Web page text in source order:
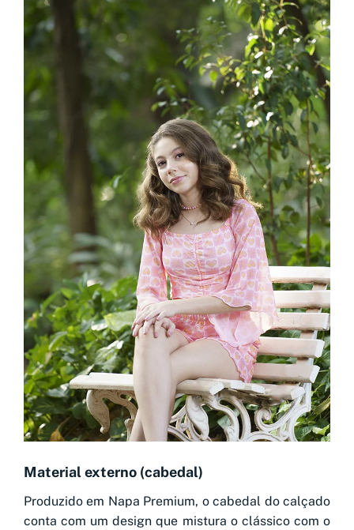
Material externo (cabedal)
Produzido em Napa Premium, o cabedal do calçado
conta com um design que mistura o clássico com o